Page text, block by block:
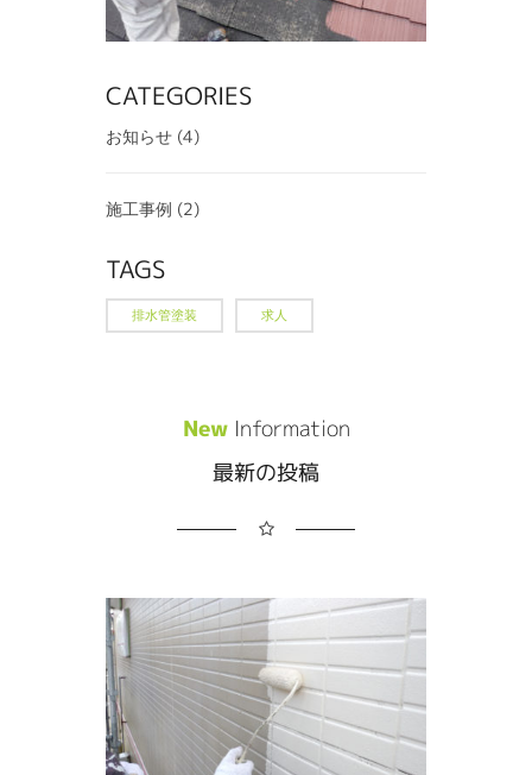
CATEGORIES
お知らせ (4)
施工事例 (2)
TAGS
排水管塗装 求人
NewInformation
最新の投稿